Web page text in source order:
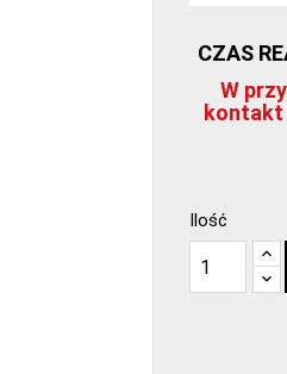
CZAS
W
kontakt
Ilość